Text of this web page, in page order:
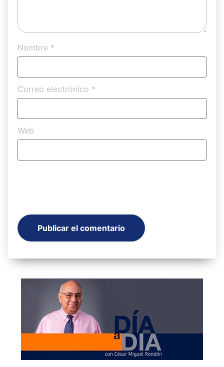
Nombre *
Correo electrónico *
Web